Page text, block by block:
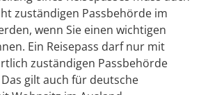
zuständigen Passbehörde im
wenn Sie einen wichtigen
Ein Reisepass darf nur mit
zuständigen Passbehörde
Das gilt auch für deutsche